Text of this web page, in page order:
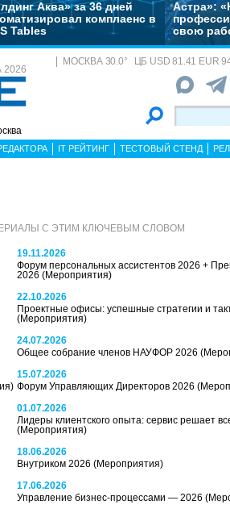
Аква» за 36 дней
комплаенс в
Tables
Астра»:
свою
2026
МОСКВА 30.0° ЦБ USD 81.41 EUR
IT РЕЙТИНГ ТЕСТОВЫЙ СТЕНД
С ЭТИМ КЛЮЧЕВЫМ СЛОВОМ
19.11.2026
Форум персональных ассистентов 2026 +
2026 (Мероприятия)
22.10.2026
Проектные офисы: успешные стратегии и
(Мероприятия)
24.07.2026
Общее собрание членов НАУФОР 2026
15.07.2026
Форум Управляющих Директоров 2026
01.07.2026
Лидеры клиентского опыта: сервис решает
(Мероприятия)
18.06.2026
Внутриком 2026 (Мероприятия)
17.06.2026
Управление бизнес-процессами — 2026